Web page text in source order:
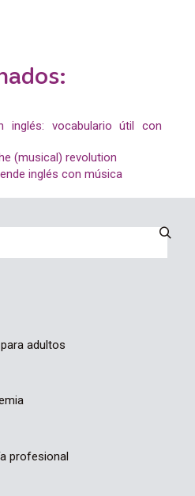
inglés: vocabulario útil con
(musical) revolution
inglés con música
adultos
profesional